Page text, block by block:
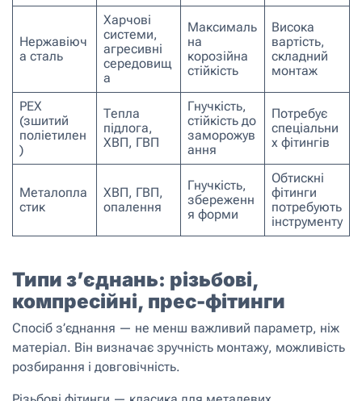
Нержавіюч
а сталь
Харчові
системи,
агресивні
середовищ
а
Максималь
на
корозійна
стійкість
Висока
вартість,
складний
монтаж
PEX
(зшитий
поліетилен
)
Тепла
підлога,
ХВП, ГВП
Гнучкість,
стійкість до
заморожув
ання
Потребує
спеціальни
х фітингів
Металопла
стик
ХВП, ГВП,
опалення
Гнучкість,
збереженн
я форми
Обтискні
фітинги
потребують
інструменту
Типи з’єднань: різьбові,
компресійні, прес-фітинги
Спосіб з’єднання — не менш важливий параметр, ніж
матеріал. Він визначає зручність монтажу, можливість
розбирання і довговічність.